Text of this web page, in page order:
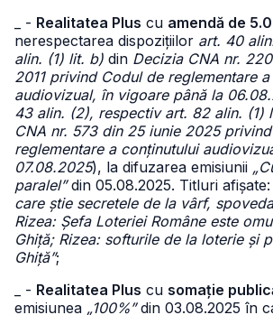
_ - Realitatea Plus cu amendă de
nerespectarea dispozițiilor art. 40
alin. (1) lit. b) din Decizia CNA nr.
2011 privind Codul de reglementare
audiovizual, în vigoare până la
43 alin. (2), respectiv art. 82 alin. (1)
CNA nr. 573 din 25 iunie 2025
reglementare a conținutului
07.08.2025), la difuzarea emisiunii
paralel”din 05.08.2025. Titluri afișate:
care știe secretele de la vârf,
Rizea: Șefa Loteriei Române este
Ghiță; Rizea: softurile de la loterie și
Ghiță”;
_ - Realitatea Plus cu somație
emisiunea „100%”din 03.08.2025 în